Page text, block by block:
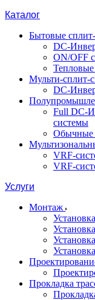
Каталог
Бытовые
DC-
ON/OFF
Мульти-сплит-
DC-
Full DC-
системы
Обычные
VRF-
VRF-
Услуги
Монтаж
Прокладка